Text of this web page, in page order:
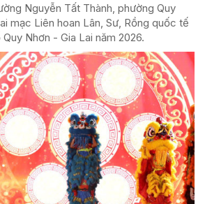
Nguyễn Tất Thành, phường Quy
mạc Liên hoan Lân, Sư, Rồng quốc tế
Nhơn - Gia Lai năm 2026.